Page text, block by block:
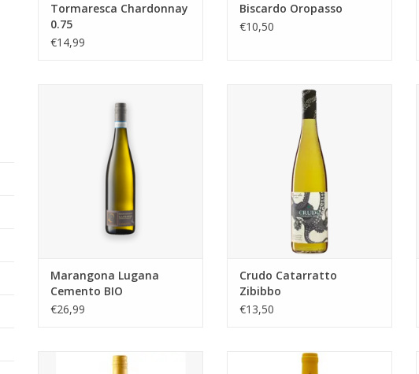
Tormaresca Chardonnay
0.75
€14,99
Biscardo Oropasso
€10,50
topwijn, gemaakt van 100%
Turbiana-druiven afkomstig uit
één van hun oudste wijngaarden,
van stokken van wel 40 jaar of
ouder. Wat deze wijn zo
fermentatie en rijping in
ongevoerde, conisch gevormde
cemen
Marangona Lugana
Cemento BIO
€26,99
Crudo Catarratto Zibibbo
TOEVOEGEN AAN WINKELWAGEN
Crudo Catarratto
Zibibbo
€13,50
Tre Campane – letterlijk 'drie
Tormaresca Chardonnay 0.375